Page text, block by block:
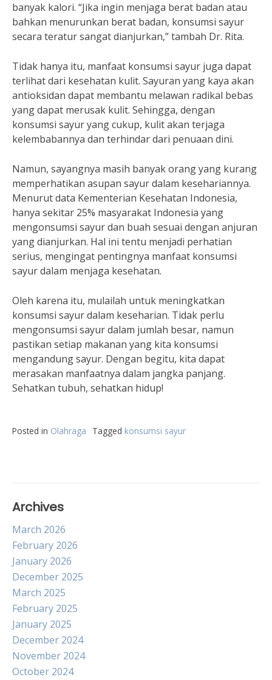
banyak kalori. “Jika ingin menjaga berat badan atau
bahkan menurunkan berat badan, konsumsi sayur
secara teratur sangat dianjurkan,” tambah Dr. Rita.
Tidak hanya itu, manfaat konsumsi sayur juga dapat
terlihat dari kesehatan kulit. Sayuran yang kaya akan
antioksidan dapat membantu melawan radikal bebas
yang dapat merusak kulit. Sehingga, dengan
konsumsi sayur yang cukup, kulit akan terjaga
kelembabannya dan terhindar dari penuaan dini.
Namun, sayangnya masih banyak orang yang kurang
memperhatikan asupan sayur dalam kesehariannya.
Menurut data Kementerian Kesehatan Indonesia,
hanya sekitar 25% masyarakat Indonesia yang
mengonsumsi sayur dan buah sesuai dengan anjuran
yang dianjurkan. Hal ini tentu menjadi perhatian
serius, mengingat pentingnya manfaat konsumsi
sayur dalam menjaga kesehatan.
Oleh karena itu, mulailah untuk meningkatkan
konsumsi sayur dalam keseharian. Tidak perlu
mengonsumsi sayur dalam jumlah besar, namun
pastikan setiap makanan yang kita konsumsi
mengandung sayur. Dengan begitu, kita dapat
merasakan manfaatnya dalam jangka panjang.
Sehatkan tubuh, sehatkan hidup!
Posted in Olahraga Tagged konsumsi sayur
Archives
March 2026
February 2026
January 2026
December 2025
March 2025
February 2025
January 2025
December 2024
November 2024
October 2024